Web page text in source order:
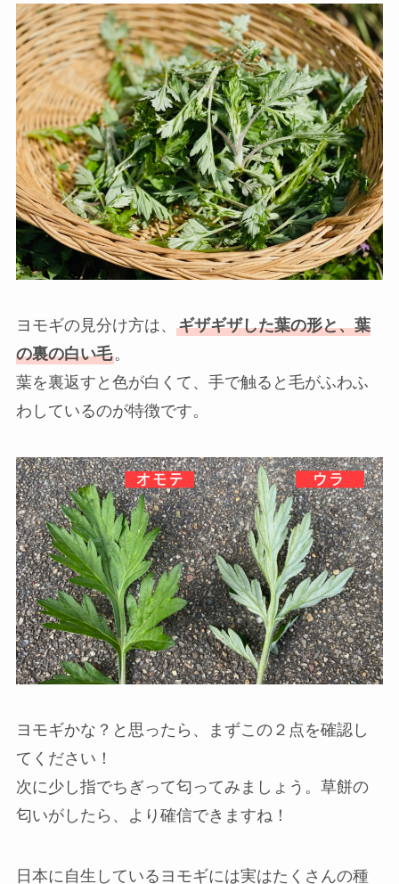
ヨモギの見分け方は、 ギザギザした葉の形と、葉
の裏の白い毛。
葉を裏返すと色が白くて、手で触ると毛がふわふ
わしているのが特徴です。
ヨモギかな？と思ったら、まずこの２点を確認し
てください！
次に少し指でちぎって匂ってみましょう。草餅の
匂いがしたら、より確信できますね！
日本に自生しているヨモギには実はたくさんの種